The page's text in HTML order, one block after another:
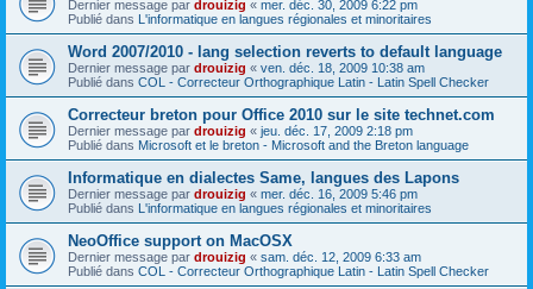
Dernier message par drouizig « mer. déc. 30, 2009 6:22 pm
Publié dans L'informatique en langues régionales et minoritaires
Word 2007/2010 - lang selection reverts to default language
Dernier message par drouizig « ven. déc. 18, 2009 10:38 am
Publié dans COL - Correcteur Orthographique Latin - Latin Spell Checker
Correcteur breton pour Office 2010 sur le site technet.com
Dernier message par drouizig « jeu. déc. 17, 2009 2:18 pm
Publié dans Microsoft et le breton - Microsoft and the Breton language
Informatique en dialectes Same, langues des Lapons
Dernier message par drouizig « mer. déc. 16, 2009 5:46 pm
Publié dans L'informatique en langues régionales et minoritaires
NeoOffice support on MacOSX
Dernier message par drouizig « sam. déc. 12, 2009 6:33 am
Publié dans COL - Correcteur Orthographique Latin - Latin Spell Checker